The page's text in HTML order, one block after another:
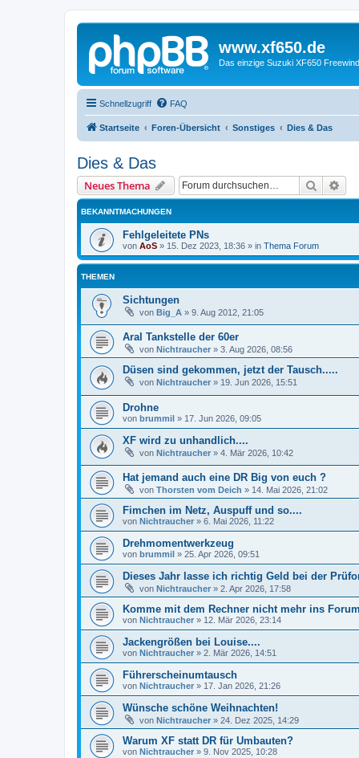
www.xf650.de
Das einzige Suzuki XF650
Schnellzugriff FAQ
Startseite Foren-Übersicht Sonstiges Dies & Das
Dies & Das
Neues Thema Suche
BEKANNTMACHUNGEN
Fehlgeleitete PNs
von AoS » 15. Dez 2023, 18:36 » in Thema Forum
THEMEN
Sichtungen
von Big_A » 9. Aug 2012, 21:05
Aral Tankstelle der 60er
von Nichtraucher » 3. Aug 2026, 08:56
Düsen sind gekommen, jetzt der Tausch.....
von Nichtraucher » 19. Jun 2026, 15:51
Drohne
von brummil » 17. Jun 2026, 09:05
XF wird zu unhandlich....
von Nichtraucher » 4. Mär 2026, 10:42
Hat jemand auch eine DR Big von euch ?
von Thorsten vom Deich » 14. Mai 2026, 21:02
Fimchen im Netz, Auspuff und so....
von Nichtraucher » 6. Mai 2026, 11:22
Drehmomentwerkzeug
von brummil » 25. Apr 2026, 09:51
Dieses Jahr lasse ich richtig Geld bei der
von Nichtraucher » 2. Apr 2026, 17:58
Komme mit dem Rechner nicht mehr ins Forum
von Nichtraucher » 12. Mär 2026, 23:14
Jackengrößen bei Louise....
von Nichtraucher » 2. Mär 2026, 14:51
Führerscheinumtausch
von Nichtraucher » 17. Jan 2026, 21:26
Wünsche schöne Weihnachten!
von Nichtraucher » 24. Dez 2025, 14:29
Warum XF statt DR für Umbauten?
von Nichtraucher » 9. Nov 2025, 10:28